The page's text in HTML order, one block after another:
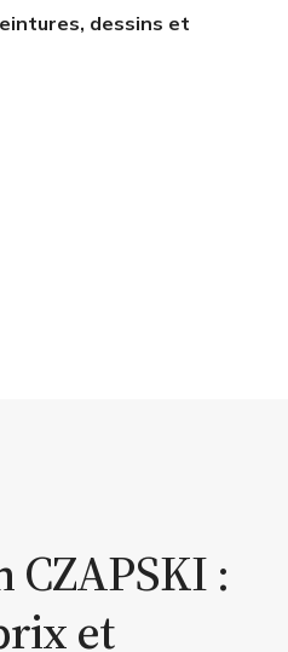
dessins et
CZAPSKI :
et